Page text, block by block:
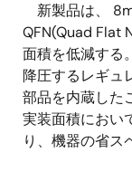
新製品は、
QFN(Quad Flat
面積を低減する
降圧するレギュ
部品を内蔵した
実装面積におい
り、機器の省ス